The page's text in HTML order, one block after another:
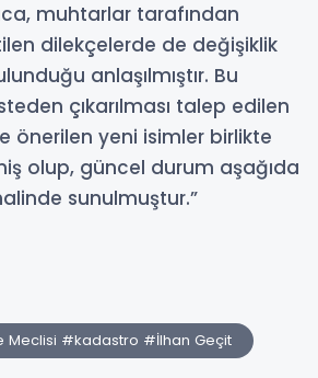
muhtarlar tarafından
dilekçelerde de değişiklik
anlaşılmıştır. Bu
çıkarılması talep edilen
önerilen yeni isimler birlikte
olup, güncel durum aşağıda
sunulmuştur.”
Meclisi #kadastro #İlhan Geçit